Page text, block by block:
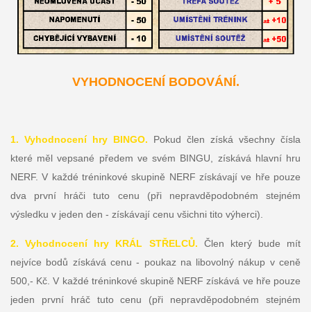
VYHODNOCENÍ BODOVÁNÍ.
1. Vyhodnocení hry BINGO. Pokud člen získá všechny čísla
které měl vepsané předem ve svém BINGU, získává hlavní hru
NERF. V každé tréninkové skupině NERF získávají ve hře pouze
dva první hráči tuto cenu (při nepravděpodobném stejném
výsledku v jeden den - získávají cenu všichni tito výherci).
2. Vyhodnocení hry KRÁL STŘELCŮ. Člen který bude mít
nejvíce bodů získává cenu - poukaz na libovolný nákup v ceně
500,- Kč. V každé tréninkové skupině NERF získává ve hře pouze
jeden první hráč tuto cenu (při nepravděpodobném stejném